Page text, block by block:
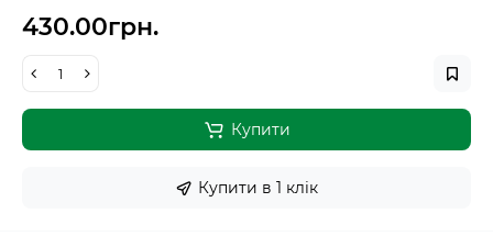
430.00грн.
Купити
Купити в 1 клiк